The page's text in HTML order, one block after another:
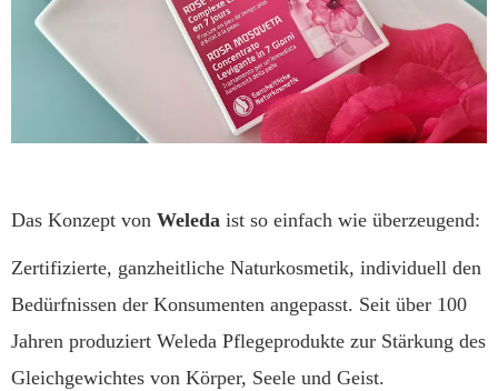
Das Konzept von Weleda ist so einfach wie überzeugend:
Zertifizierte, ganzheitliche Naturkosmetik, individuell den
Bedürfnissen der Konsumenten angepasst. Seit über 100
Jahren produziert Weleda Pflegeprodukte zur Stärkung des
Gleichgewichtes von Körper, Seele und Geist.